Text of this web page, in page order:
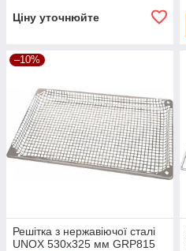
Ціну уточнюйте
–10%
Решітка з нержавіючої сталі
UNOX 530x325 мм GRP815